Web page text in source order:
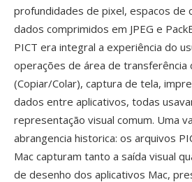
profundidades de pixel, espacos de
dados comprimidos em JPEG e
PICT era integral a experiência do
operações de área de transferência
(Copiar/Colar), captura de tela,
dados entre aplicativos, todas
representação visual comum. Uma
abrangencia historica: os arquivos
Mac capturam tanto a saída visual
de desenho dos aplicativos Mac,